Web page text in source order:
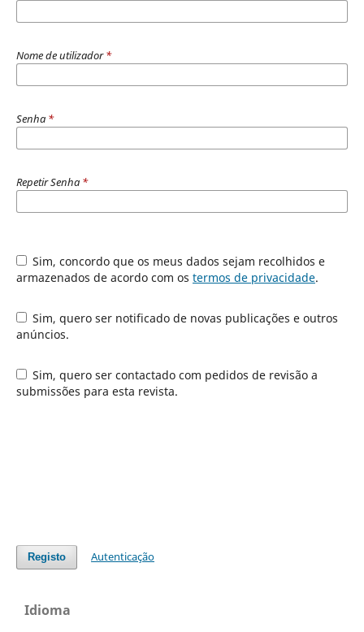
Nome de utilizador*
Senha *
Repetir Senha *
Sim, concordo que os meus dados sejam recolhidos e
armazenados de acordo com os termos de privacidade.
Sim, quero ser notificado de novas publicações e outros
anúncios.
Sim, quero ser contactado com pedidos de revisão a
submissões para esta revista.
Registo Autenticação
Idioma